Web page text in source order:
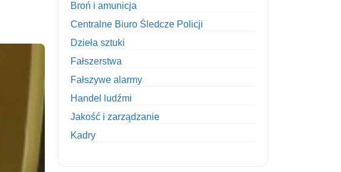
Broń i amunicja
Centralne Biuro Śledcze Policji
Dzieła sztuki
Fałszerstwa
Fałszywe alarmy
Handel ludźmi
Jakość i zarządzanie
Kadry